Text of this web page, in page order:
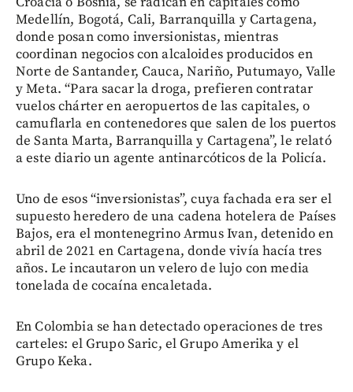
Medellín, Bogotá, Cali, Barranquilla y Cartagena,
donde posan como inversionistas, mientras
coordinan negocios con alcaloides producidos en
Norte de Santander, Cauca, Nariño, Putumayo, Valle
y Meta. “Para sacar la droga, prefieren contratar
vuelos chárter en aeropuertos de las capitales, o
camuflarla en contenedores que salen de los puertos
de Santa Marta, Barranquilla y Cartagena”, le relató
a este diario un agente antinarcóticos de la Policía.
Uno de esos “inversionistas”, cuya fachada era ser el
supuesto heredero de una cadena hotelera de Países
Bajos, era el montenegrino Armus Ivan, detenido en
abril de 2021 en Cartagena, donde vivía hacía tres
años. Le incautaron un velero de lujo con media
tonelada de cocaína encaletada.
En Colombia se han detectado operaciones de tres
carteles: el Grupo Saric, el Grupo Amerika y el
Grupo Keka.